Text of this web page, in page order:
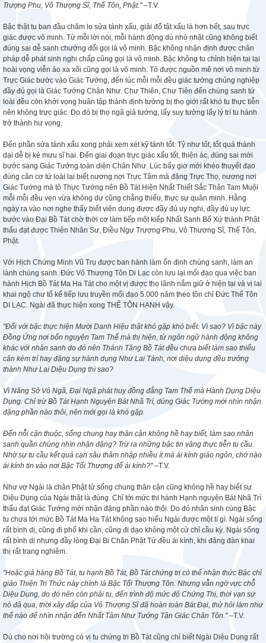
Trượng Phu, Vô Thượng Sĩ, Thế Tôn, Phật."–T.V.
Bậc thật tu ban đầu chăm lo sửa tánh xấu, giải đố tật xấu là hơn hết, sau trực
giác được vô minh. Từ mỗi lời nói, mỗi hành động dù nhỏ nhặt cũng không biết
đúng sai dễ sanh chướng đối gọi là vô minh. Bậc không nhận định được chân
pháp dễ phát sinh nghi chấp cũng gọi là vô minh. Bậc không tu chỉnh hiện tại lại
hoài vọng viễn ảo xa xôi cũng gọi là vô minh. Tỏ được nguồn mê nơi vô minh từ
Trực Giác bước vào Giác Tướng, đến lúc mỗi mỗi đều giác tướng chủng nghiệp
đầy đủ gọi là Giác Tướng Chân Như. Chư Thiên, Chư Tiên đến chúng sanh tứ
loài đều còn khởi vọng huân tập thành định tưởng bị thọ giới rất khó tu thực tiễn
nên không trực giác. Do đó bị thọ ngã giả tướng, lấy suy tưởng lấy lý trí tu hành
trở thành hư vọng.
Đến phần sửa tánh xấu xong phải xem xét kỹ tánh tốt: Tỷ như tốt, tốt quá thành
dại dễ bị kẻ mưu sĩ hại. Đến giai đoạn trực giác xấu tốt, thiện ác, đúng sai mới
bước sang Giác Tướng toàn diện Chân Như. Lúc bấy giờ mới khéo thuyết đạo
đúng căn cơ tứ loài lại biết nương nơi Trực Tâm mà đặng Trực Thọ, nương nơi
Giác Tướng mà tỏ Thực Tướng nên Bồ Tát Hiện Nhất Thiết Sắc Thân Tam Muội
mỗi mỗi đều vẹn vừa không dư cũng chẳng thiếu, thực sự quân minh. Hằng
ngày ra vào nơi nghe thấy biết viên dung được đầy đủ uy nghi, đầy đủ uy lực
bước vào Đại Bồ Tát chờ thời cơ làm tiếp một kiếp Nhất Sanh Bổ Xứ thành Phật
thấu đạt được Thiên Nhân Sư, Điều Ngự Trượng Phu, Vô Thượng Sĩ, Thế Tôn,
Phật.
Với Hịch Chứng Minh Vũ Trụ được ban hành làm ổn định chúng sanh, làm an
lành chúng sanh. Đức Vô Thượng Tôn Di Lạc còn lưu lại mối đạo qua việc ban
hành Hịch Bồ Tát Ma Ha Tát cho một vị được thọ lãnh nắm giữ ở hiện tại và vị lai
khai ngộ chư tổ kế tiếp lưu truyền mối đạo 5.000 năm theo tôn chỉ Đức Thế Tôn
DI LẠC. Ngài đã thực hiện xong THẾ TÔN HẠNH vậy.
"Đối với bậc thực hiện Mười Danh Hiệu thật khó gặp khó biết. Vì sao? Vì bậc này
Đồng Ứng nơi bổn nguyện Tam Thế mà thị hiện, từ ngôn ngữ hành động không
khác với nhân sanh do đó nên Thánh Tăng Bồ Tát đều chưa biết làm sao thiểu
căn kém trí hay đặng sự hành dụng Như Lai Tánh, nơi diệu dụng đều trưởng
thành Như Lai Diệu Dụng thì sao?
Vì Năng Sở Vô Ngã, Đại Ngã phát huy đồng đẳng Tam Thế mà Hành Dụng Diệu
Dụng. Chỉ trừ Bồ Tát Hạnh Nguyện Bát Nhã Trí, dùng Giác Tướng mới nhìn nhận
đặng phần nào thôi, nên mới gọi là khó gặp.
Đến nỗi cận thuộc, sống chung hay thân cận không hề hay biết, làm sao nhân
sanh quần chúng nhìn nhận đặng? Trừ ra những bậc tin vâng thực tiễn tu cầu.
Nhờ sự tu cầu kết quả cạn sâu thâm nhập nhiều ít mà ái kính giáo ngôn, chớ nào
ái kính tin vào nơi Bậc Tối Thượng để ái kính?"–T.V.
Như vợ Ngài là chân Phật tử sống chung thân cận cũng không hề hay biết sự
Diệu Dụng của Ngài thật là đúng. Chỉ tới mức thi hành Hạnh nguyện Bát Nhã Trí
thấu đạt Giác Tướng mới nhận đặng phần nào thôi. Do đó nhân sinh cùng Bậc
tu chưa tới mức Bồ Tát Ma Ha Tát không sao hiểu Ngài được một tí gì. Ngài sống
rất bình dị, cũng đi phố khi cần, cũng đi dạo không một cử chỉ cầu kỳ. Ngài sống
rất bình dị nhưng đầy lòng Đại Bi Chân Phật Tử đều ái kính, khi đăng đàn khai
thị rất trang nghiêm.
"Hoặc giả hàng Bồ Tát, tu hạnh Bồ Tát, Bồ Tát chứng tri có thể nhận thức Bậc chỉ
giáo Thiện Tri Thức này chính là Bậc Tối Thượng Tôn. Nhưng vẫn ngờ vực chỗ
Diệu Dụng, do đó nên còn phải tu, đến trình độ mức độ Chứng Thị, thời vạn sự
nó đã qua, thời xây đắp của Vô Thượng Sĩ đã hoàn toàn Bát Đại, thử hỏi làm như
thế nào để nhìn nhận đến Nhất Tâm Như Tướng Tận Giác Chân Tôn."–T.V.
Dù cho nơi hội trường có vị tu chứng tri Bồ Tát cũng chỉ biết Ngài Diệu Dụng rất